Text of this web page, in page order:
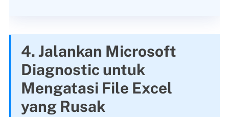
4. Jalankan Microsoft
Diagnostic untuk
Mengatasi File Excel
yang Rusak